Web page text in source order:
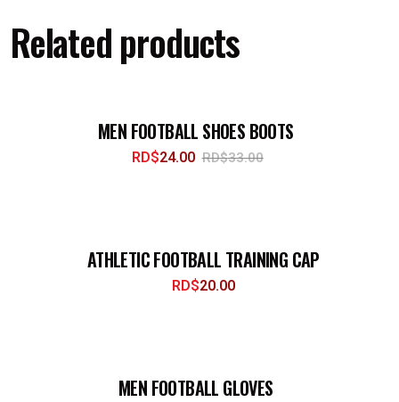
Related products
MEN FOOTBALL SHOES BOOTS
RD$24.00 RD$33.00
ATHLETIC FOOTBALL TRAINING CAP
RD$20.00
MEN FOOTBALL GLOVES